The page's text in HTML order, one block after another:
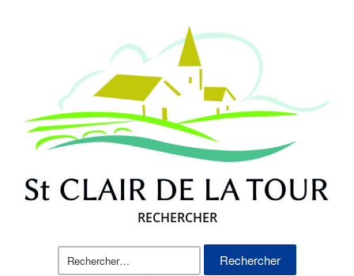
RECHERCHER
Rechercher :